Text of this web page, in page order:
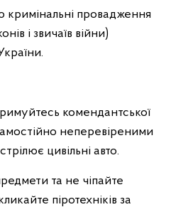
кримінальні провадження
і звичаїв війни)
комендантської
неперевіреними
цивільні авто.
та не чіпайте
піротехніків за